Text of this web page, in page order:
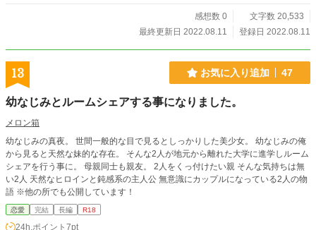
感想数 0
文字数 20,533
最終更新日 2022.08.11
登録日 2022.08.11
13 お気に入り追加 47
幼なじみとルームシェアする事になりました。
メロン箱
幼なじみの真夜。 世間一般的な目で見るとしっかりした美少女。 幼なじみの俺
から見ると天然な妹的な存在。 そんな2人が地元から離れた大学に進学しルーム
シェアを行う事に。 母親同士も親友。 2人をくっ付けたい親 そんな気持ちは無
い2人 天然なヒロインと鈍感系の主人公 無意識にカップルになっている2人の物
語 ※他の所でも公開しています！
恋愛 完結 長編 R18
24h.ポイント 7pt